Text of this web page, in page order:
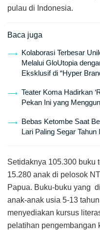
pulau di Indonesia.
Baca juga
Kolaborasi Terbesar
Melalui GloUtopia
Eksklusif di “Hyper
Teater Koma Hadirkan
Pekan Ini yang
Bebas Ketombe Saat
Lari Paling Segar Tahun
Setidaknya 105.300 buku
15.280 anak di pelosok
Papua. Buku-buku yang
anak-anak usia 5-13
menyediakan kursus
pelatihan pengembangan